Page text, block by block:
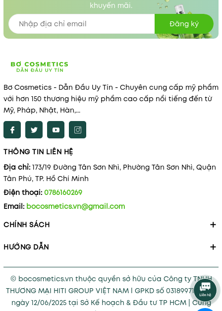
khuyến mãi.
Đăng ký
Bơ Cosmetics - Dẫn Đầu Uy Tín - Chuyên cung cấp mỹ phẩm
với hơn 150 thương hiệu mỹ phẩm cao cấp nổi tiếng đến từ
Mỹ, Pháp, Nhật, Hàn,...
THÔNG TIN LIÊN HỆ
Địa chỉ: 173/19 Đường Tân Sơn Nhì, Phường Tân Sơn Nhì, Quận
Tân Phú, TP. Hồ Chí Minh
Điện thoại: 0786160269
Email: bocosmetics.vn@gmail.com
CHÍNH SÁCH
HƯỚNG DẪN
© bocosmetics.vn thuộc quyền sở hữu của Công ty TNHH
THƯƠNG MẠI HITI GROUP VIỆT NAM l GPKD số 0318997121 cấp
ngày 12/06/2025 tại Sở Kế hoạch & Đầu tư TP HCM Cung